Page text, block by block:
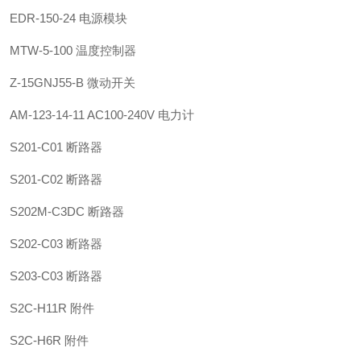
EDR-150-24 电源模块
MTW-5-100 温度控制器
Z-15GNJ55-B 微动开关
AM-123-14-11 AC100-240V 电力计
S201-C01 断路器
S201-C02 断路器
S202M-C3DC 断路器
S202-C03 断路器
S203-C03 断路器
S2C-H11R 附件
S2C-H6R 附件